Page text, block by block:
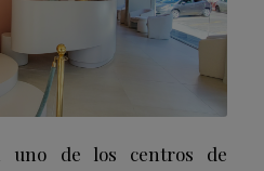
uno de los centros de